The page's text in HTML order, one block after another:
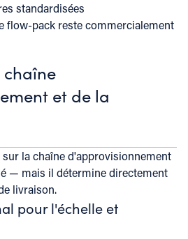
standardisées
flow-pack reste commercialement
et de la
la chaîne d'approvisionnement
— mais il détermine directement
livraison.
pour l'échelle et